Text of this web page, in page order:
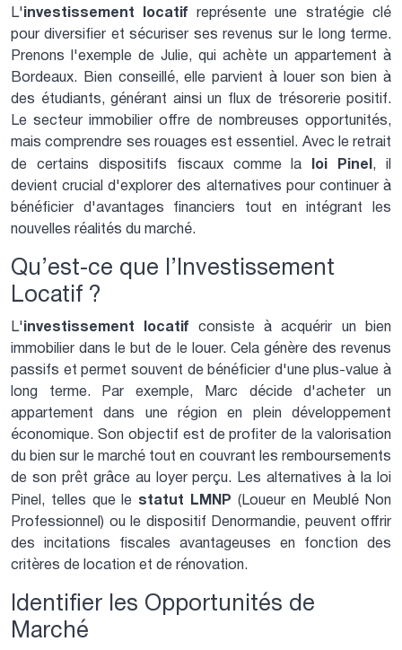
L'investissement locatif représente une stratégie clé
pour diversifier et sécuriser ses revenus sur le long terme.
Prenons l'exemple de Julie, qui achète un appartement à
Bordeaux. Bien conseillé, elle parvient à louer son bien à
des étudiants, générant ainsi un flux de trésorerie positif.
Le secteur immobilier offre de nombreuses opportunités,
mais comprendre ses rouages est essentiel. Avec le retrait
de certains dispositifs fiscaux comme la loi Pinel, il
devient crucial d'explorer des alternatives pour continuer à
bénéficier d'avantages financiers tout en intégrant les
nouvelles réalités du marché.
Qu’est-ce que l’Investissement
Locatif ?
L'investissement locatif consiste à acquérir un bien
immobilier dans le but de le louer. Cela génère des revenus
passifs et permet souvent de bénéficier d'une plus-value à
long terme. Par exemple, Marc décide d'acheter un
appartement dans une région en plein développement
économique. Son objectif est de profiter de la valorisation
du bien sur le marché tout en couvrant les remboursements
de son prêt grâce au loyer perçu. Les alternatives à la loi
Pinel, telles que le statut LMNP (Loueur en Meublé Non
Professionnel) ou le dispositif Denormandie, peuvent offrir
des incitations fiscales avantageuses en fonction des
critères de location et de rénovation.
Identifier les Opportunités de
Marché